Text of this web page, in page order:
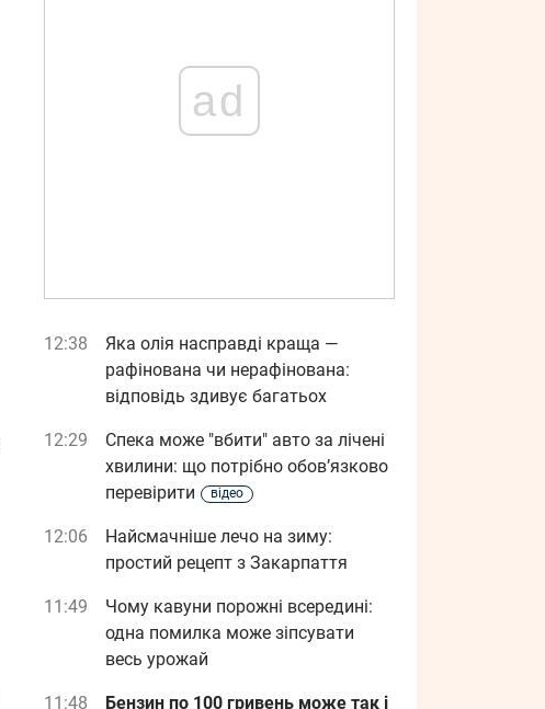
ad
12:38
Яка олія насправді краща —
рафінована чи нерафінована:
відповідь здивує багатьох
12:29
Спека може "вбити" авто за лічені
хвилини: що потрібно обов’язково
перевірити
відео
12:06
Найсмачніше лечо на зиму:
простий рецепт з Закарпаття
11:49
Чому кавуни порожні всередині:
одна помилка може зіпсувати
весь урожай
11:48 Бензин по 100 гривень може так і